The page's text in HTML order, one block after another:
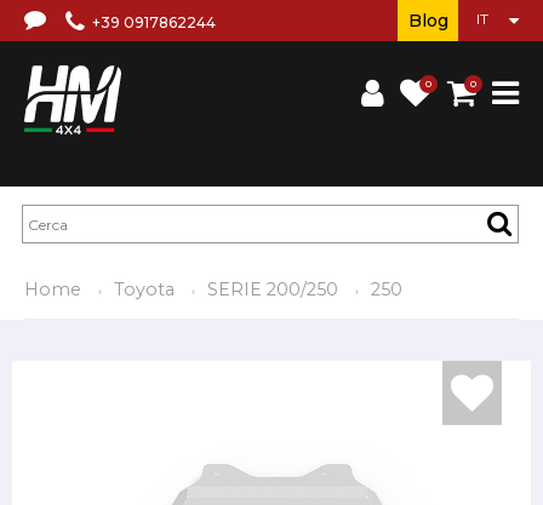
+39 0917862244
0 0
Blog
Home Toyota SERIE 200/250 250